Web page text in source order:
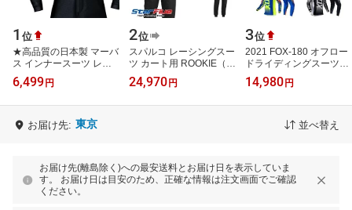
1 位
★高品質の日本製 マーバ
ス インナースーツ レー
シングスーツ 革ツナギ
バイク ツナギもOK サー
6,499 円
2位
スパルコ レーシングスー
ツ カート用 ROOKIE（ル
ーキー） Sparco 2026年
継続モデル
24,970 円
3位
2021 FOX-180 オフロー
ドライディングスーツス
ーツオフロードバイクマ
ウンテンフィールド競技
14,980 円
お届け先: 東京 並べ替え
お届け先(離島除く)への最安送料とお届け日を表示していま
す。 お届け日は目安のため、正確な情報は注文画面でご確認
ください。